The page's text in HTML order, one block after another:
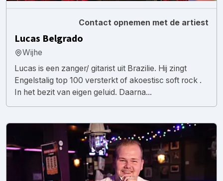
Contact opnemen met de artiest
Lucas Belgrado
Wijhe
Lucas is een zanger/ gitarist uit Brazilie. Hij zingt
Engelstalig top 100 versterkt of akoestisc soft rock .
In het bezit van eigen geluid. Daarna...